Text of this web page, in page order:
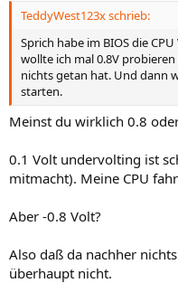
TeddyWest123x schrieb:
Sprich habe im BIOS die
wollte ich mal 0.8V probieren
nichts getan hat. Und dann
starten.
Meinst du wirklich 0.8
0.1 Volt undervolting ist
mitmacht). Meine CPU
Aber -0.8 Volt?
Also daß da nachher
überhaupt nicht.